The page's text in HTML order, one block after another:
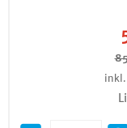
inkl.